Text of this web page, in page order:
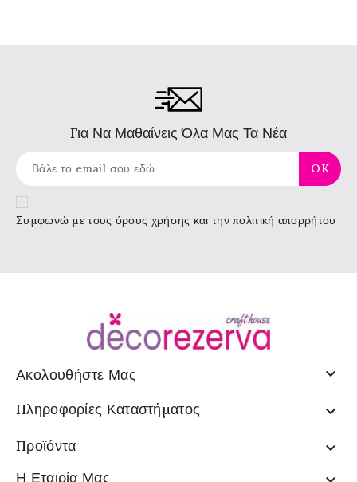
Για Να Μαθαίνεις Όλα Μας Τα Νέα
Συμφωνώ με τους όρους χρήσης και την πολιτική απορρήτου
Ακολουθήστε Μας 
Πληροφορίες Καταστήματος 
Προϊόντα 
Η Εταιρία Μας